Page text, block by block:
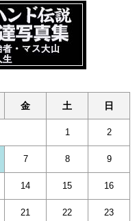
金 土 日
1 2
7 8 9
14 15 16
21 22 23